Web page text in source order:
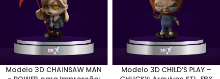
Modelo 3D CHAINSAW MAN
Modelo 3D CHILD’S PLAY –